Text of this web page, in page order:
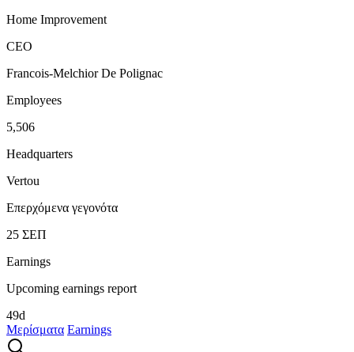
Home Improvement
CEO
Francois-Melchior De Polignac
Employees
5,506
Headquarters
Vertou
Επερχόμενα γεγονότα
25 ΣΕΠ
Earnings
Upcoming earnings report
49d
Μερίσματα Earnings